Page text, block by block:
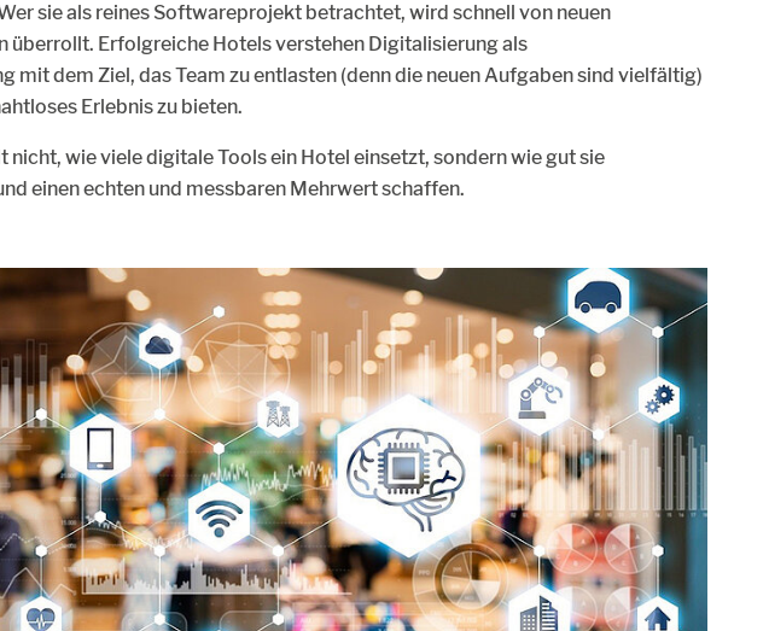
sie als reines Softwareprojekt betrachtet, wird schnell von neuen
überrollt. Erfolgreiche Hotels verstehen Digitalisierung als
mit dem Ziel, das Team zu entlasten (denn die neuen Aufgaben sind vielfältig)
Erlebnis zu bieten.
nicht, wie viele digitale Tools ein Hotel einsetzt, sondern wie gut sie
einen echten und messbaren Mehrwert schaffen.